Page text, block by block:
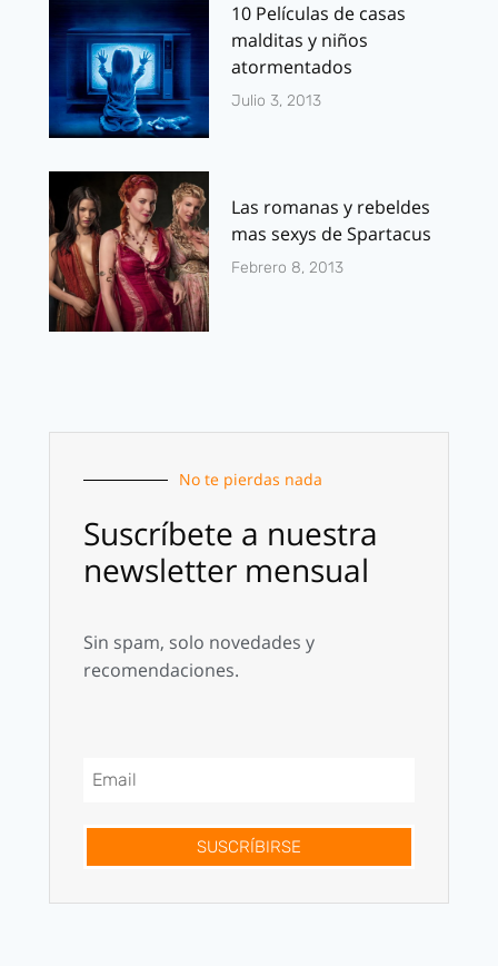
10 Películas de casas
malditas y niños
atormentados
Julio 3, 2013
Las romanas y rebeldes
mas sexys de Spartacus
Febrero 8, 2013
No te pierdas nada
Suscríbete a nuestra
newsletter mensual
Sin spam, solo novedades y
recomendaciones.
SUSCRÍBIRSE